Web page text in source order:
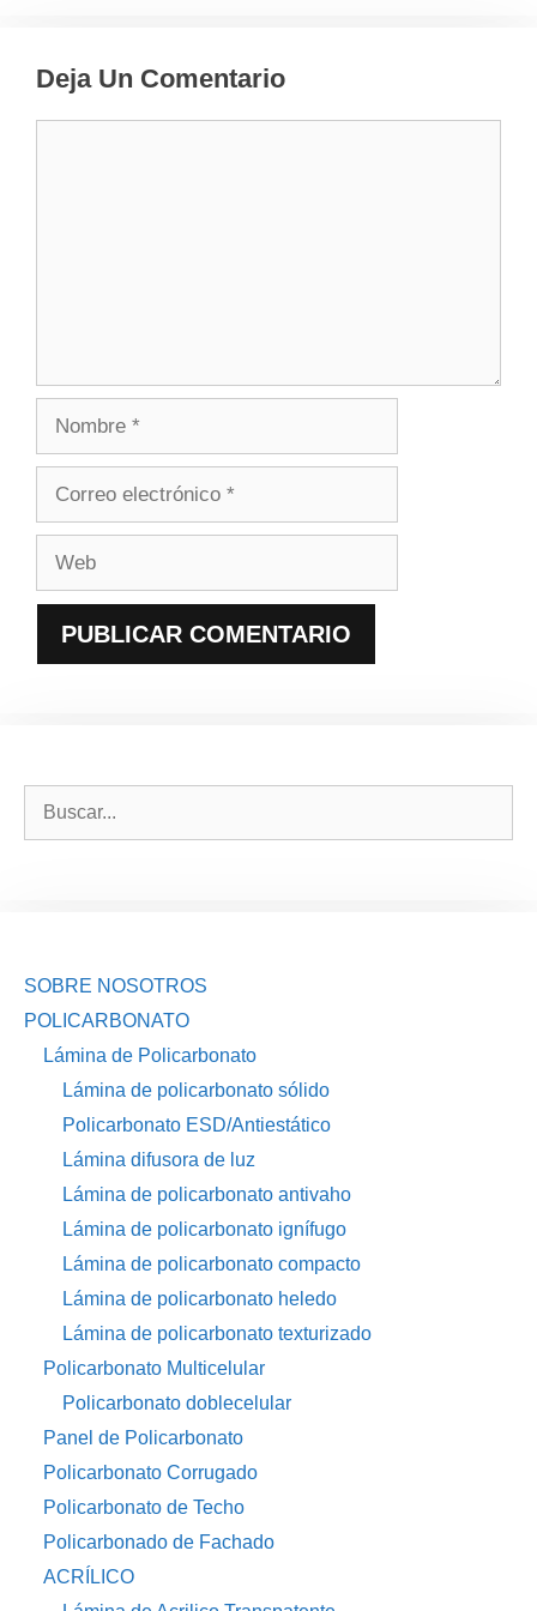
Deja Un Comentario
SOBRE NOSOTROS
POLICARBONATO
Lámina de Policarbonato
Lámina de policarbonato sólido
Policarbonato ESD/Antiestático
Lámina difusora de luz
Lámina de policarbonato antivaho
Lámina de policarbonato ignífugo
Lámina de policarbonato compacto
Lámina de policarbonato heledo
Lámina de policarbonato texturizado
Policarbonato Multicelular
Policarbonato doblecelular
Panel de Policarbonato
Policarbonato Corrugado
Policarbonato de Techo
Policarbonado de Fachado
ACRÍLICO